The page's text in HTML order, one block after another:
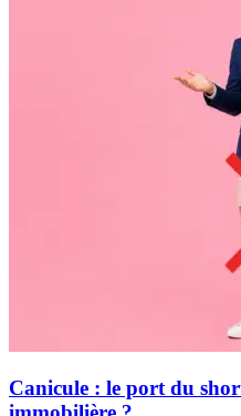
Canicule : le port du